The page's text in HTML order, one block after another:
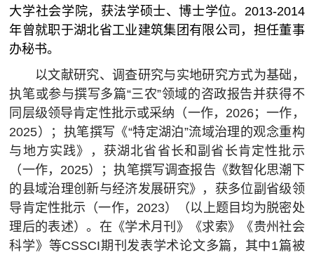
大学社会学院，获法学硕士、博士学位。2013-2014
年曾就职于湖北省工业建筑集团有限公司，担任董事
办秘书。
以文献研究、调查研究与实地研究方式为基础，
执笔或参与撰写多篇“三农”领域的咨政报告并获得不
同层级领导肯定性批示或采纳 （一作，2026；一作，
2025）；执笔撰写《“特定湖泊”流域治理的观念重构
与地方实践》，获湖北省省长和副省长肯定性批示
（一作，2025）；执笔撰写调查报告《数智化思潮下
的县域治理创新与经济发展研究》，获多位副省级领
导肯定性批示（一作，2023）
（以上题目均为脱密处
理后的表述）。 在《学术月刊》《求索》《贵州社会
科学》等CSSCI期刊发表学术论文多篇，其中1篇被